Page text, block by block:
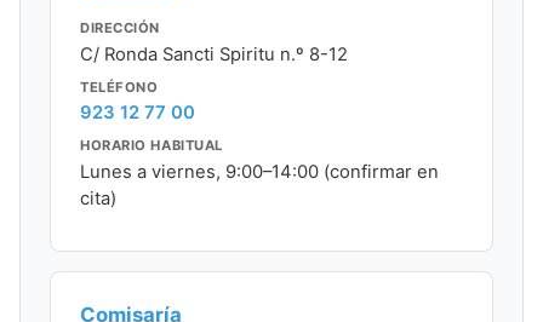
DIRECCIÓN
C/ Ronda Sancti Spiritu n.º 8-12
TELÉFONO
923 12 77 00
HORARIO HABITUAL
Lunes a viernes, 9:00–14:00 (confirmar en
cita)
Comisaría